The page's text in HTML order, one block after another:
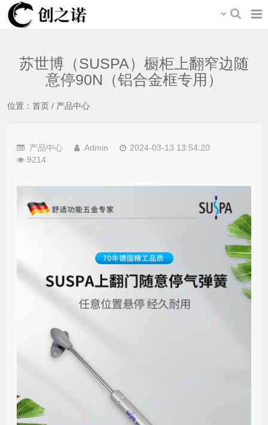
苏世博（SUSPA）橱柜上翻窄边随
意停90N（铝合金框专用）
位置： 首页 / 产品中心
产品中心 Admin
2024-03-13 13:54:20
9214